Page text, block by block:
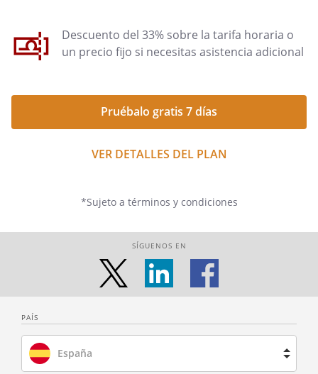
Descuento del 33% sobre la tarifa horaria o
un precio fijo si necesitas asistencia adicional
Pruébalo gratis 7 días
VER DETALLES DEL PLAN
*Sujeto a términos y condiciones
SÍGUENOS EN
PAÍS
España